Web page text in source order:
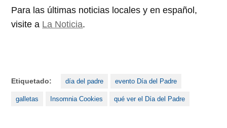
Para las últimas noticias locales y en español,
visite a La Noticia.
Etiquetado: día del padre evento Día del Padre
galletas Insomnia Cookies qué ver el Día del Padre